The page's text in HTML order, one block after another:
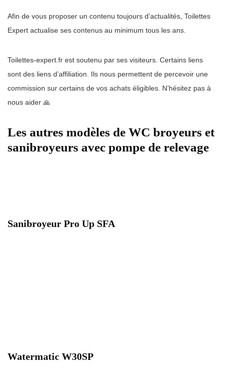
Afin de vous proposer un contenu toujours d’actualités, Toilettes
Expert actualise ses contenus au minimum tous les ans.
Toilettes-expert.fr est soutenu par ses visiteurs. Certains liens
sont des liens d’affiliation. Ils nous permettent de percevoir une
commission sur certains de vos achats éligibles. N’hésitez pas à
nous aider 🙏
Les autres modèles de WC broyeurs et
sanibroyeurs avec pompe de relevage
Sanibroyeur Pro Up SFA
Watermatic W30SP